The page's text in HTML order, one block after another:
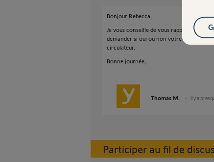
Bonjour Rebecca,
Je vous conseille de vous rapprocher du
demander si oui ou non votre chaudière
circulateur.
Bonne journée,
Thomas M. il y a
Participer au fil de